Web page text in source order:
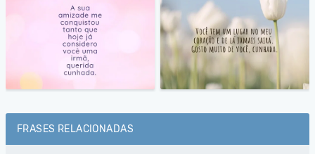
FRASES RELACIONADAS